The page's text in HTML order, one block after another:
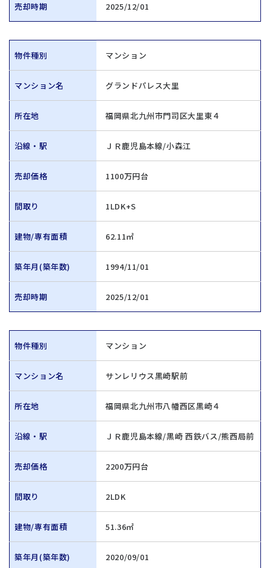
売却時期 2025/12/01
物件種別 マンション
マンション名 グランドパレス大里
所在地 福岡県北九州市門司区大里東４
沿線・駅 ＪＲ鹿児島本線/小森江
売却価格 1100万円台
間取り 1LDK+S
建物/専有面積 62.11㎡
築年月(築年数) 1994/11/01
売却時期 2025/12/01
物件種別 マンション
マンション名 サンレリウス黒崎駅前
所在地 福岡県北九州市八幡西区黒崎４
沿線・駅 ＪＲ鹿児島本線/黒崎 西鉄バス/熊西局前
売却価格 2200万円台
間取り 2LDK
建物/専有面積 51.36㎡
築年月(築年数) 2020/09/01